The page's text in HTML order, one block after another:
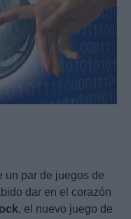
un par de juegos de
dar en el corazón
, el nuevo juego de